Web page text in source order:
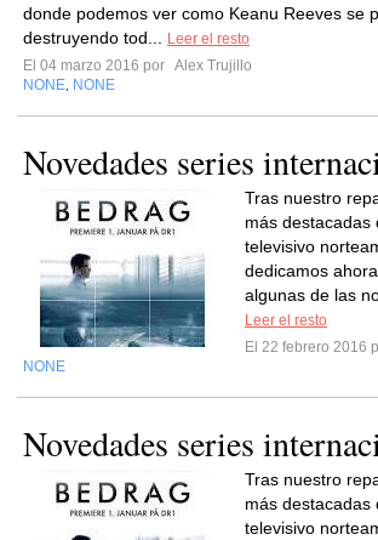
donde podemos ver como Keanu Reeves se
destruyendo tod...
Leer el resto
El 04 marzo 2016 por Alex Trujillo
NONE NONE
Novedades series
Tras nuestro
más destacadas
televisivo
dedicamos
algunas de las
Leer el resto
El 22 febrero 2016
NONE
Novedades series
Tras nuestro
más destacadas
televisivo